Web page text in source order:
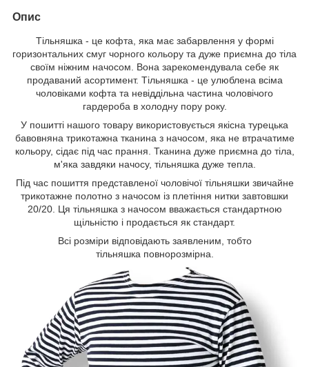
Опис
Тільняшка - це кофта, яка має забарвлення у формі
горизонтальних смуг чорного кольору та дуже приємна до тіла
своїм ніжним начосом. Вона зарекомендувала себе як
продаваний асортимент. Тільняшка - це улюблена всіма
чоловіками кофта та невіддільна частина чоловічого
гардероба в холодну пору року.
У пошитті нашого товару використовується якісна турецька
бавовняна трикотажна тканина з начосом, яка не втрачатиме
кольору, сідає під час прання. Тканина дуже приємна до тіла,
м'яка завдяки начосу, тільняшка дуже тепла.
Під час пошиття представленої чоловічої тільняшки звичайне
трикотажне полотно з начосом із плетіння нитки завтовшки
20/20. Ця тільняшка з начосом вважається стандартною
щільністю і продається як стандарт.
Всі розміри відповідають заявленим, тобто
тільняшка повнорозмірна.